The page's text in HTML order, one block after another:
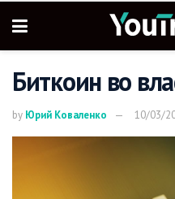
Биткоин во
by Юрий Коваленко 10/03/